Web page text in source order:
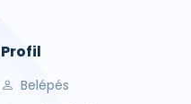
Profil
Belépés